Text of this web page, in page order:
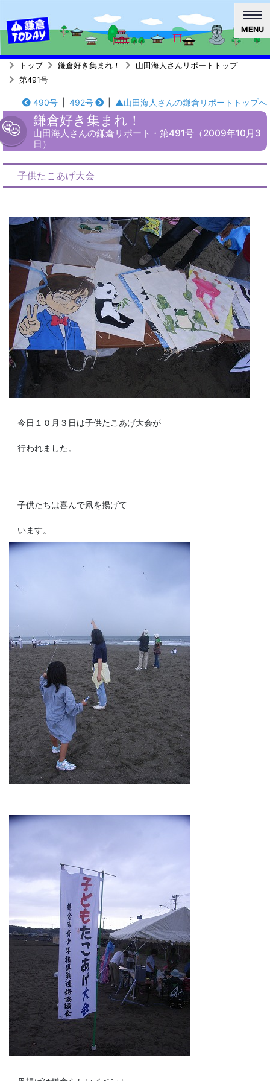
MENU
トップ 鎌倉好き集まれ！
山田海人さんリポートトップ
第491号
490号 492号 ▲山田海人さんの鎌倉リポートトップへ
鎌倉好き集まれ！
山田海人さんの鎌倉リポート・第491号（2009年10月3
日）
子供たこあげ大会
今日１０月３日は子供たこあげ大会が
行われました。
子供たちは喜んで凧を揚げて
います。